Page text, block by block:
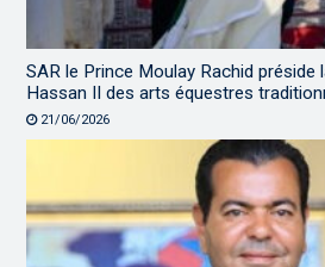
SAR le Prince Moulay Rachid préside
Hassan II des arts équestres
21/06/2026